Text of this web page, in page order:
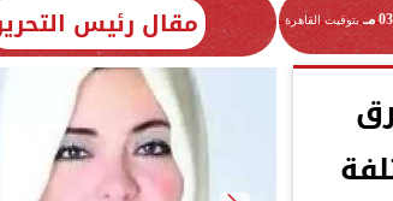
مـ بتوقيت القاهرة مقال رئيس